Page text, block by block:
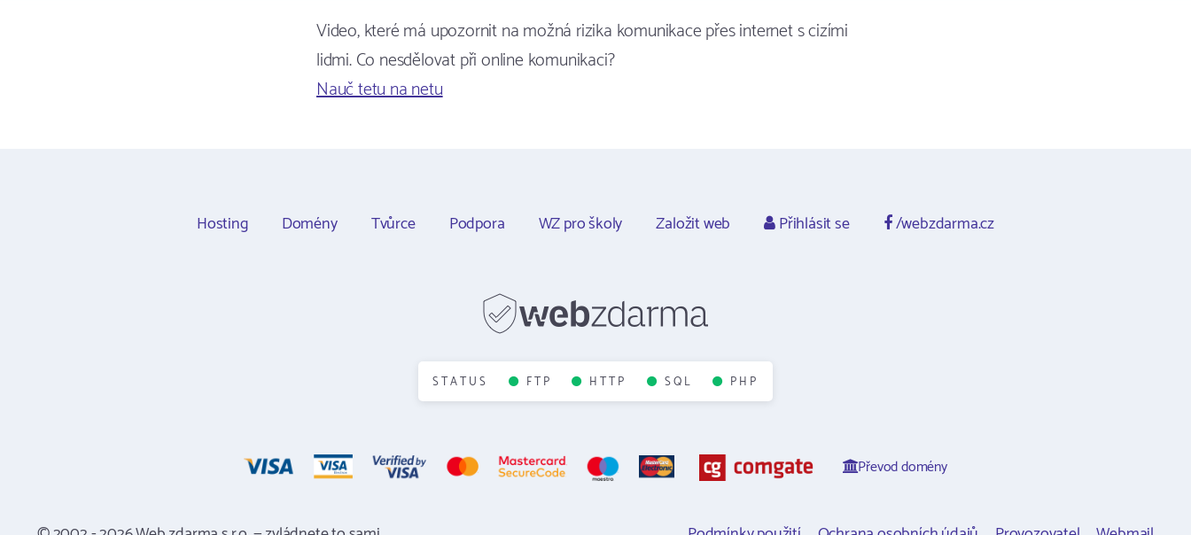
Video, které má upozornit na možná rizika komunikace přes internet s cizími
lidmi. Co nesdělovat při online komunikaci?
Nauč tetu na netu
Hosting Domény Tvůrce Podpora WZ pro školy Založit web Přihlásit se /webzdarma.cz
STATUS FTP HTTP SQL PHP
Převod domény